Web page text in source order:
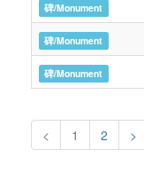
碑/Monument
碑/Monument
碑/Monument
< 1 2 >